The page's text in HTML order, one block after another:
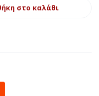
στο καλάθι